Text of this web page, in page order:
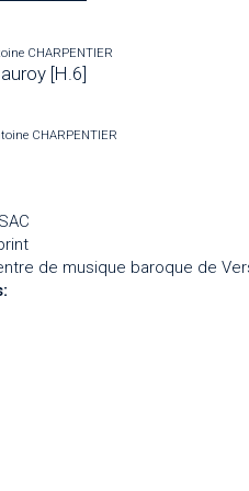
CHARPENTIER
[H.6]
CHARPENTIER
de musique baroque de